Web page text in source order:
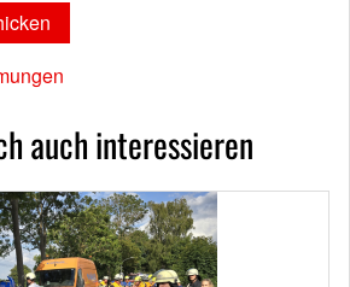
auch interessieren